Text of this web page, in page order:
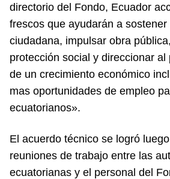
directorio del Fondo, Ecuador
frescos que ayudarán a
ciudadana, impulsar obra
protección social y direccionar
de un crecimiento económico
mas oportunidades de empleo
ecuatorianos».
El acuerdo técnico se logró
reuniones de trabajo entre las
ecuatorianas y el personal del